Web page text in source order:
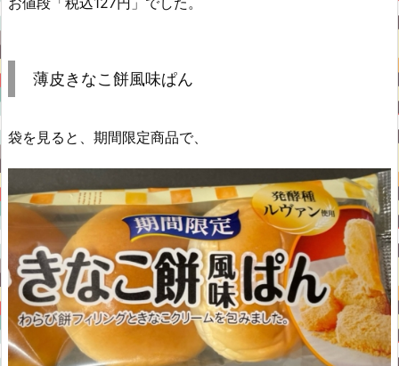
薄皮きなこ餅風味ぱん
袋を見ると、期間限定商品で、